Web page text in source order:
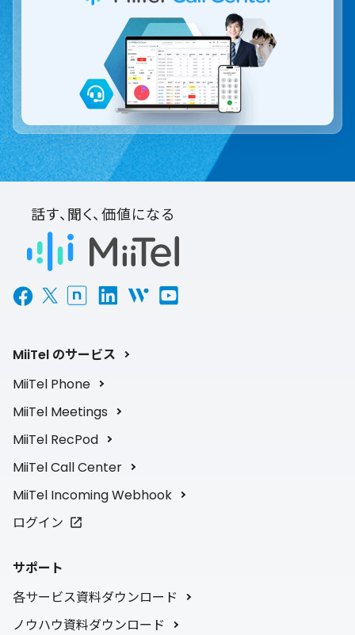
話す、聞く、価値になる
MiiTel のサービス
MiiTel Phone
MiiTel Meetings
MiiTel RecPod
MiiTel Call Center
MiiTel Incoming Webhook
ログイン
サポート
各サービス資料ダウンロード
ノウハウ資料ダウンロード